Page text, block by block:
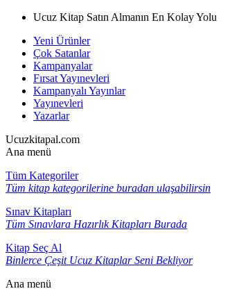
Ucuz Kitap Satın Almanın En Kolay Yolu
Yeni Ürünler
Çok Satanlar
Kampanyalar
Fırsat Yayınevleri
Kampanyalı Yayınlar
Yayınevleri
Yazarlar
Ucuzkitapal.com
Ana menü
Tüm Kategoriler
Tüm kitap kategorilerine buradan ulaşabilirsin
Sınav Kitapları
Tüm Sınavlara Hazırlık Kitapları Burada
Kitap Seç Al
Binlerce Çeşit Ucuz Kitaplar Seni Bekliyor
Ana menü